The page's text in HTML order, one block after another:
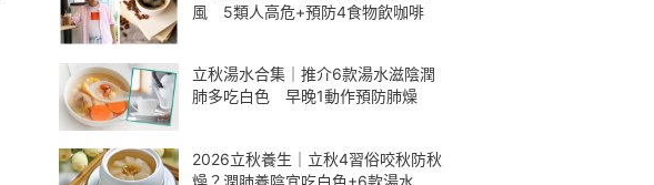
風 5類人高危+預防4食物飲咖啡
立秋湯水合集｜推介6款湯水滋陰潤
肺多吃白色 早晚1動作預防肺燥
2026立秋養生｜立秋4習俗咬秋防秋
燥？潤肺養陰宜吃白色+6款湯水